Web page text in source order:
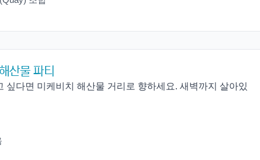
산물 파티
싶다면 미케비치 해산물 거리로 향하세요. 새벽까지 살아있